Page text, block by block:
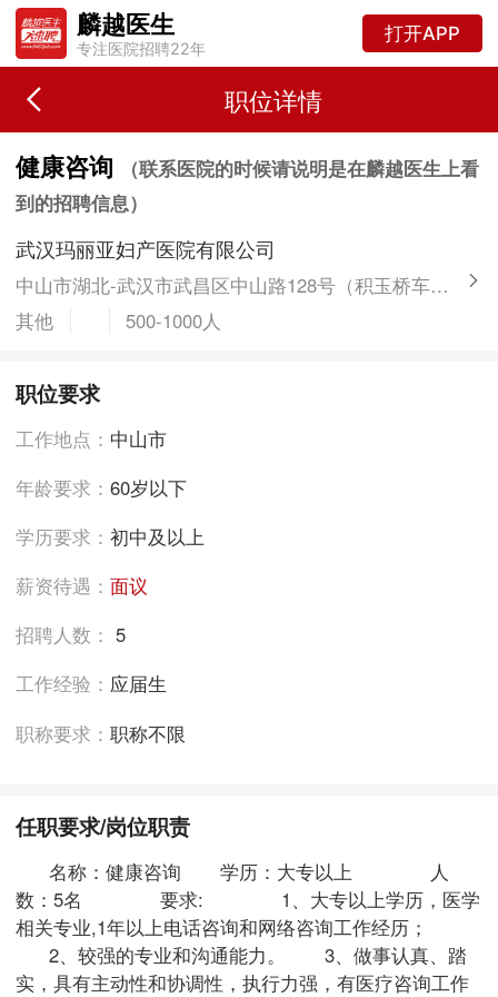
麟越医生
专注医院招聘22年
打开APP
职位详情
健康咨询
（联系医院的时候请说明是在麟越医生上看
到的招聘信息）
武汉玛丽亚妇产医院有限公司
中山市湖北-武汉市武昌区中山路128号（积玉桥车站附近）
其他
500-1000人
职位要求
工作地点： 中山市
年龄要求：60岁以下
学历要求：初中及以上
薪资待遇：面议
招聘人数：5
工作经验： 应届生
职称要求：职称不限
任职要求/岗位职责
名称：健康咨询 学历：大专以上 人
数：5名 要求: 1、大专以上学历，医学
相关专业,1年以上电话咨询和网络咨询工作经历；
2、较强的专业和沟通能力。 3、做事认真、踏
实，具有主动性和协调性，执行力强，有医疗咨询工作